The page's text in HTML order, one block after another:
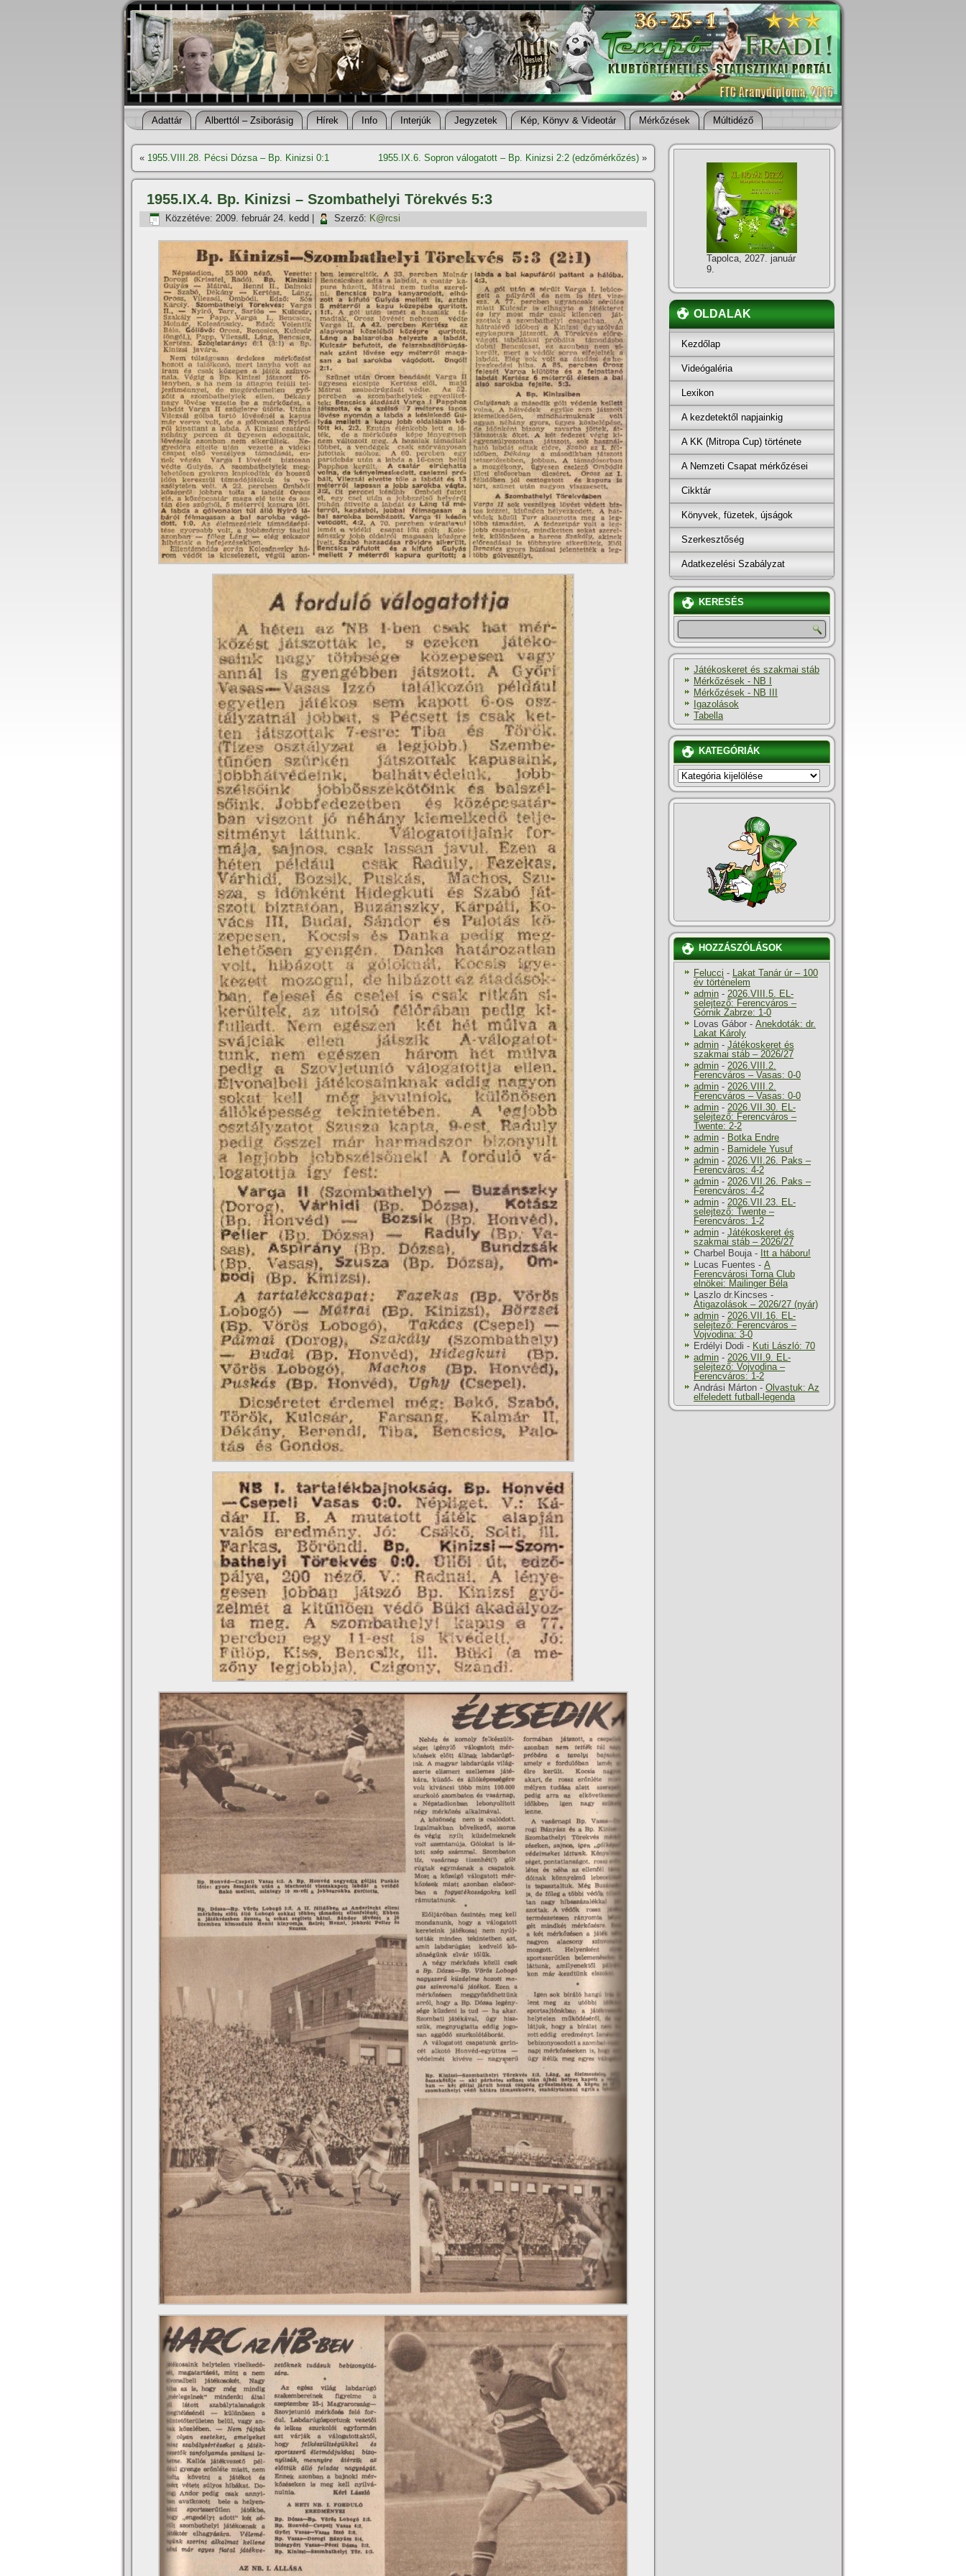
Adattár Alberttól – Zsiborásig Hí­rek Info Interjúk Jegyzetek Kép, Könyv & Videotár Mérkőzések Múltidéző
« 1955.VIII.28. Pécsi Dózsa – Bp. Kinizsi 0:1 1955.IX.6. Sopron válogatott – Bp. Kinizsi 2:2 (edzőmérkőzés) »
1955.IX.4. Bp. Kinizsi – Szombathelyi Törekvés 5:3
Közzétéve: 2009. február 24. kedd Szerző: K@rcsi
Tapolca, 2027. január
9.
OLDALAK
Kezdőlap
Videógaléria
Lexikon
A kezdetektől napjainkig
A KK (Mitropa Cup) története
A Nemzeti Csapat mérkőzései
Cikktár
Könyvek, füzetek, újságok
Szerkesztőség
Adatkezelési Szabályzat
KERESÉS
Játékoskeret és szakmai stáb
Mérkőzések - NB I
Mérkőzések - NB III
Igazolások
Tabella
KATEGÓRIÁK
KATEGÓRIÁK
HOZZÁSZÓLÁSOK
Felucci - Lakat Tanár úr – 100
év történelem
admin - 2026.VIII.5. EL-
selejtező: Ferencváros –
Górnik Zabrze: 1-0
Lovas Gábor - Anekdoták: dr.
Lakat Károly
admin - Játékoskeret és
szakmai stáb – 2026/27
admin - 2026.VIII.2.
Ferencváros – Vasas: 0-0
admin - 2026.VIII.2.
Ferencváros – Vasas: 0-0
admin - 2026.VII.30. EL-
selejtező: Ferencváros –
Twente: 2-2
admin - Botka Endre
admin - Bamidele Yusuf
admin - 2026.VII.26. Paks –
Ferencváros: 4-2
admin - 2026.VII.26. Paks –
Ferencváros: 4-2
admin - 2026.VII.23. EL-
selejtező: Twente –
Ferencváros: 1-2
admin - Játékoskeret és
szakmai stáb – 2026/27
Charbel Bouja- Itt a háboru!
Lucas Fuentes - A
Ferencvárosi Torna Club
elnökei: Mailinger Béla
Laszlo dr.Kincses -
Átigazolások – 2026/27 (nyár)
admin - 2026.VII.16. EL-
selejtező: Ferencváros –
Vojvodina: 3-0
Erdélyi Dodi - Kuti László: 70
admin - 2026.VII.9. EL-
selejtező: Vojvodina –
Ferencváros: 1-2
Andrási Márton - Olvastuk: Az
elfeledett futball-legenda